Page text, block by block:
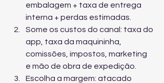
embalagem + taxa de entrega
interna + perdas estimadas.
Some os custos do canal: taxa do
app, taxa da maquininha,
comissões, impostos, marketing
e mão de obra de expedição.
Escolha a margem: atacado